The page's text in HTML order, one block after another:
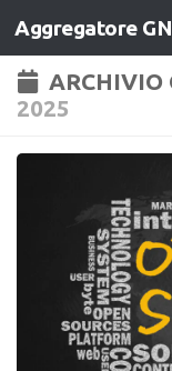
Salta al
Aggregatore
ARCHIVIO
2025